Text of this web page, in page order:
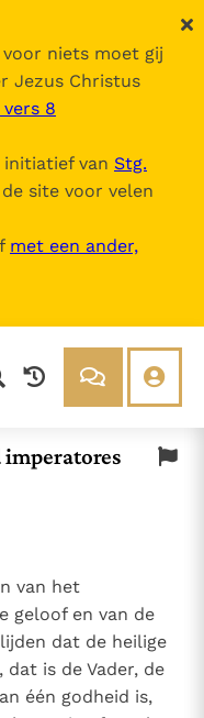
niets moet gij
Jezus Christus
8
initiatief van Stg.
site voor velen
met een ander,
RK Documenten
van het
geloof en van de
dat de heilige
is de Vader, de
één godheid is,